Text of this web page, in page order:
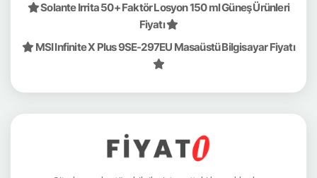
Solante Irrita 50+ Faktör Losyon 150 ml Güneş Ürünleri
Fiyatı
MSI Infinite X Plus 9SE-297EU Masaüstü Bilgisayar Fiyatı